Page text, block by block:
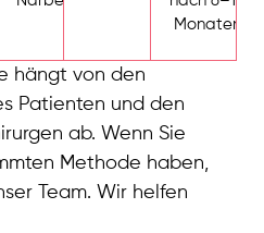
Monaten
hängt von den
Patienten und den
ab. Wenn Sie
Methode haben,
Team. Wir helfen